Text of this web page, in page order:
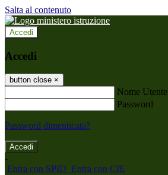
Salta al contenuto
Accedi
Accedi
button close ×
Nome Utente
Password
Password dimenticata?
-
Entra con SPID Entra con CIE